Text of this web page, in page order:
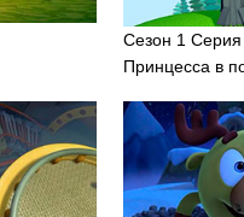
Сезон 1 Серия
Принцесса в